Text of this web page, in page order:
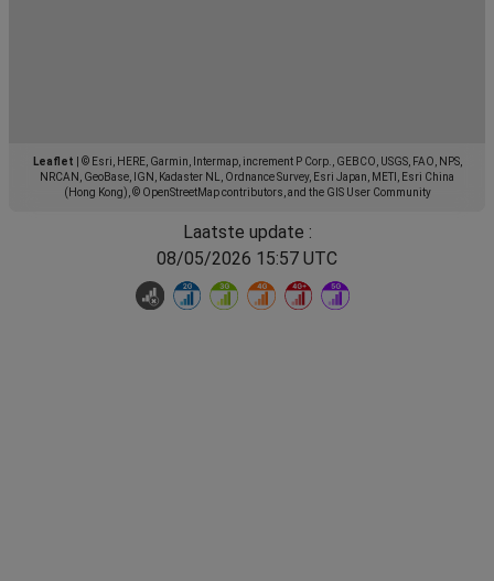
Leaflet
© Esri, HERE, Garmin, Intermap, increment P Corp., GEBCO, USGS, FAO, NPS,
NRCAN, GeoBase, IGN, Kadaster NL, Ordnance Survey, Esri Japan, METI, Esri China
(Hong Kong), © OpenStreetMap contributors, and the GIS User Community
Laatste update :
08/05/2026 15:57 UTC